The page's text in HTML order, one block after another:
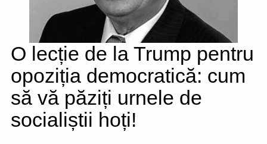
O lecție de la Trump pentru
opoziția democratică: cum
să vă păziți urnele de
socialiștii hoți!